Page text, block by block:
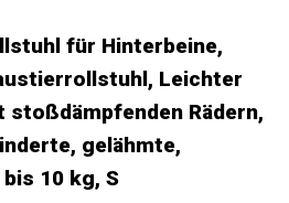
für Hinterbeine,
Leichter
stoßdämpfenden Rädern,
gelähmte,
10 kg, S